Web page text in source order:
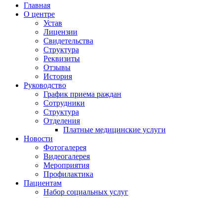
Главная
О центре
Устав
Лицензии
Свидетельства
Структура
Реквизиты
Отзывы
История
Руководство
График приема раждан
Сотрудники
Структура
Отделения
Платные медицинские услуги
Новости
Фотогалерея
Видеогалерея
Мероприятия
Профилактика
Пациентам
Набор социальных услуг